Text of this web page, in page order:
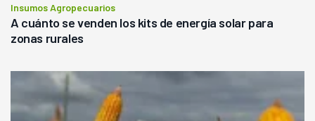
Insumos Agropecuarios
A cuánto se venden los kits de energía solar para
zonas rurales